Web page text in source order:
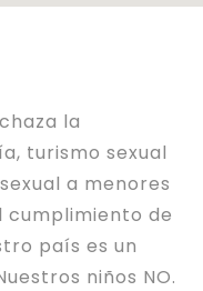
la
turismo sexual
a menores
cumplimiento de
país es un
niños NO.